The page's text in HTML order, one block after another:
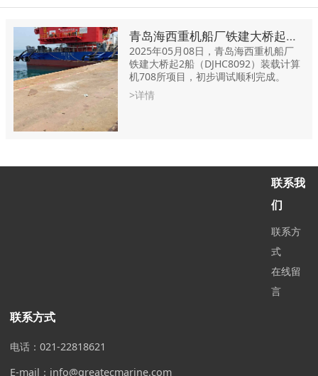
青岛海西重机船厂铁建大桥起2船（DJHC8092）装载计算机708所项目
2025年05月08日，青岛海西重机船厂
铁建大桥起2船（DJHC8092）装载计算
机708所项目，初步调试顺利完成。
>详情
联系我
们
联系方
式
在线留
言
联系方式
电话：021-22818621
E-mail：info@greatecmarine.com